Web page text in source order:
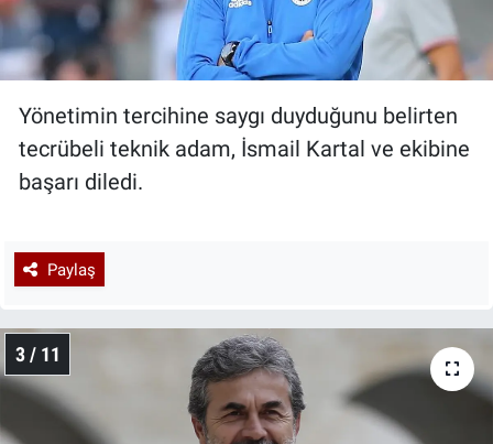
Yönetimin tercihine saygı duyduğunu belirten
tecrübeli teknik adam, İsmail Kartal ve ekibine
başarı diledi.
Paylaş
3 / 11